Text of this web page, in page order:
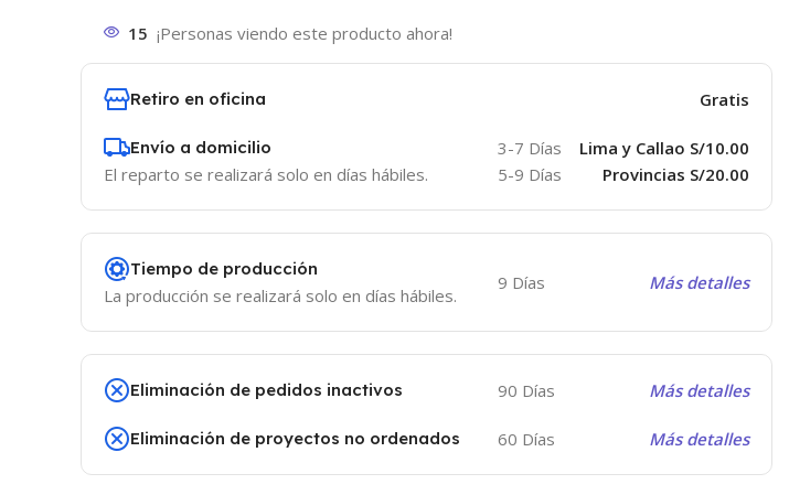
15 ¡Personas viendo este producto ahora!
Retiro en oficina Gratis
Envío a domicilio
El reparto se realizará solo en días hábiles.
3-7 Días
5-9 Días
Lima y Callao S/10.00
Provincias S/20.00
Tiempo de producción
La producción se realizará solo en días hábiles.
9 Días Más detalles
Eliminación de pedidos inactivos 90 Días Más detalles
Eliminación de proyectos no ordenados 60 Días Más detalles